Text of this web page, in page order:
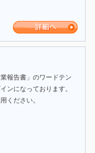
報告書」のワードテン
ンになっております。
ください。